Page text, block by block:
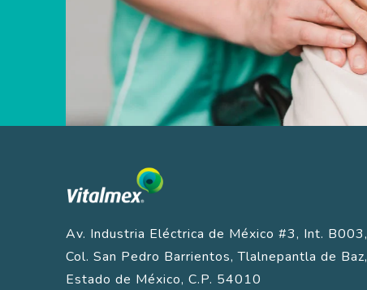
Av. Industria Eléctrica de México #3, Int. B003,
Col. San Pedro Barrientos, Tlalnepantla de Baz,
Estado de México, C.P. 54010